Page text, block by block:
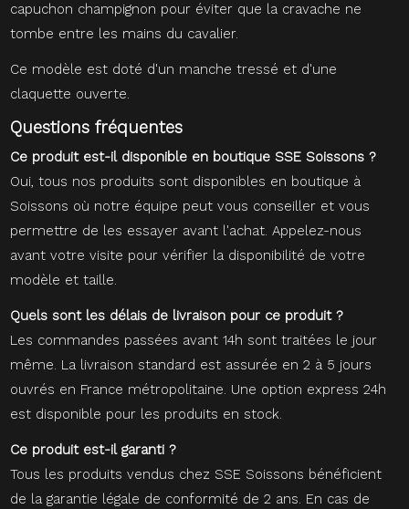
capuchon champignon pour éviter que la cravache ne
tombe entre les mains du cavalier.
Ce modèle est doté d'un manche tressé et d'une
claquette ouverte.
Questions fréquentes
Ce produit est-il disponible en boutique SSE Soissons ?
Oui, tous nos produits sont disponibles en boutique à
Soissons où notre équipe peut vous conseiller et vous
permettre de les essayer avant l'achat. Appelez-nous
avant votre visite pour vérifier la disponibilité de votre
modèle et taille.
Quels sont les délais de livraison pour ce produit ?
Les commandes passées avant 14h sont traitées le jour
même. La livraison standard est assurée en 2 à 5 jours
ouvrés en France métropolitaine. Une option express 24h
est disponible pour les produits en stock.
Ce produit est-il garanti ?
Tous les produits vendus chez SSE Soissons bénéficient
de la garantie légale de conformité de 2 ans. En cas de